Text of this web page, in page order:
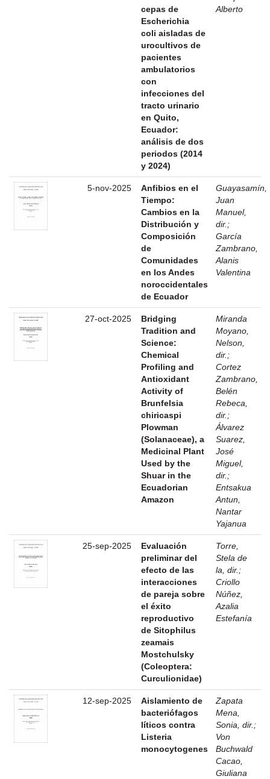
cepas de
Escherichia
coli aisladas de
urocultivos de
pacientes
ambulatorios
con
infecciones del
tracto urinario
en Quito,
Ecuador:
análisis de dos
periodos (2014
y 2024)
Alberto
5-nov-2025
Anfibios en el
Tiempo:
Cambios en la
Distribución y
Composición
de
Comunidades
en los Andes
noroccidentales
de Ecuador
Guayasamín,
Juan
Manuel,
dir. ;
García
Zambrano,
Alanis
Valentina
27-oct-2025
Bridging
Tradition and
Science:
Chemical
Profiling and
Antioxidant
Activity of
Brunfelsia
chiricaspi
Plowman
(Solanaceae), a
Medicinal Plant
Used by the
Shuar in the
Ecuadorian
Amazon
Miranda
Moyano,
Nelson,
dir. ;
Cortez
Zambrano,
Belén
Rebeca,
dir. ;
Álvarez
Suarez,
José
Miguel,
dir. ;
Entsakua
Antun,
Nantar
Yajanua
25-sep-2025
Evaluación
preliminar del
efecto de las
interacciones
de pareja sobre
el éxito
reproductivo
de Sitophilus
zeamais
Mostchulsky
(Coleoptera:
Curculionidae)
Torre,
Stela de
la, dir. ;
Criollo
Núñez,
Azalia
Estefanía
12-sep-2025
Aislamiento de
bacteriófagos
líticos contra
Listeria
monocytogenes
Zapata
Mena,
Sonia, dir. ;
Von
Buchwald
Cacao,
Giuliana